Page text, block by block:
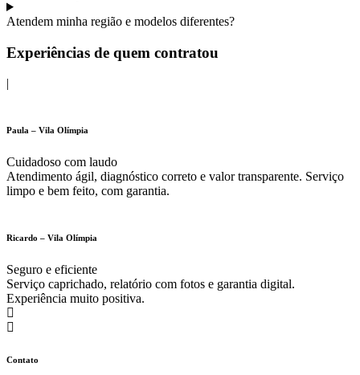
Atendem minha região e modelos diferentes?
Experiências de quem contratou
|
Paula – Vila Olímpia
Cuidadoso com laudo
Atendimento ágil, diagnóstico correto e valor transparente. Serviço
limpo e bem feito, com garantia.
Ricardo – Vila Olímpia
Seguro e eficiente
Serviço caprichado, relatório com fotos e garantia digital.
Experiência muito positiva.
Contato